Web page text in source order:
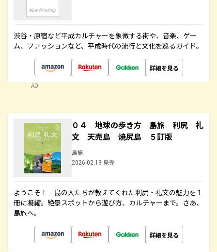
渋谷・原宿など平成カルチャーを象徴する街や、音楽、ゲー
ム、ファッションなど、平成時代の流行と文化を巡るガイド。
詳細を見る
AD
０４ 地球の歩き方 島旅 利尻 礼
文 天売島 焼尻島 ５訂版
島旅
2026.02.13 発売
ようこそ！ 島の人たちが教えてくれた利尻・礼文の魅力を１
冊に凝縮。絶景スポットから遊び方、カルチャーまで。さあ、
島旅へ。
詳細を見る